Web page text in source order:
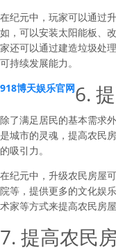
在纪元中，玩家可以通过
如，可以安装太阳能板、
家还可以通过建造垃圾处
可持续发展能力。
918博天娱乐官网6.
除了满足居民的基本需求
是城市的灵魂，提高农民
的吸引力。
在纪元中，升级农民房屋
院等，提供更多的文化娱
术家等方式来提高农民房屋
7. 提高农民